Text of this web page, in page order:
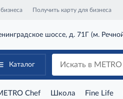
Получить карту для бизнеса
шоссе, д. 71Г (м. Речной
Каталог
Chef Школа Fine Life